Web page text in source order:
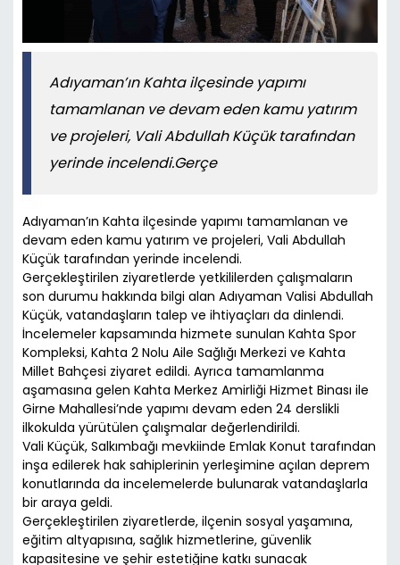
Adıyaman’ın Kahta ilçesinde yapımı
tamamlanan ve devam eden kamu yatırım
ve projeleri, Vali Abdullah Küçük tarafından
yerinde incelendi.Gerçe
Adıyaman’ın Kahta ilçesinde yapımı tamamlanan ve
devam eden kamu yatırım ve projeleri, Vali Abdullah
Küçük tarafından yerinde incelendi.
Gerçekleştirilen ziyaretlerde yetkililerden çalışmaların
son durumu hakkında bilgi alan Adıyaman Valisi Abdullah
Küçük, vatandaşların talep ve ihtiyaçları da dinlendi.
İncelemeler kapsamında hizmete sunulan Kahta Spor
Kompleksi, Kahta 2 Nolu Aile Sağlığı Merkezi ve Kahta
Millet Bahçesi ziyaret edildi. Ayrıca tamamlanma
aşamasına gelen Kahta Merkez Amirliği Hizmet Binası ile
Girne Mahallesi’nde yapımı devam eden 24 derslikli
ilkokulda yürütülen çalışmalar değerlendirildi.
Vali Küçük, Salkımbağı mevkiinde Emlak Konut tarafından
inşa edilerek hak sahiplerinin yerleşimine açılan deprem
konutlarında da incelemelerde bulunarak vatandaşlarla
bir araya geldi.
Gerçekleştirilen ziyaretlerde, ilçenin sosyal yaşamına,
eğitim altyapısına, sağlık hizmetlerine, güvenlik
kapasitesine ve şehir estetiğine katkı sunacak